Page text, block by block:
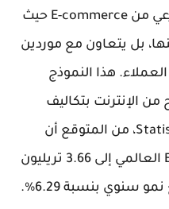
Dropshipping، فهو نموذج فرعي من E-commerce حيث
بل يتعاون مع موردين
هذا النموذج
من الإنترنت بتكاليف
منخفضة. وفقاً لإحصائيات Statista، من المتوقع أن
يصل حجم سوق E-commerce العالمي إلى 3.66 تريليون
دولار أمريكي في عام 2025، مع نمو سنوي بنسبة 6.29%.